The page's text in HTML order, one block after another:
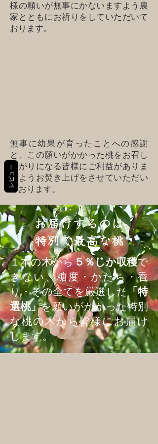
様の願いが無事にかないますよう農
家とともにお祈りをしていただいて
おります。
無事に幼果が育ったことへの感謝
と、こ の願いがかかった桃をお召し
上がりになる皆様にご利益がありま
すようお焚き上げをさせていただい
ております。
お届けするのは
特別で最高な桃
１本の木から５％しか収穫で
きない、糖度・かたち・香
り・その全てを厳選した 「特
選桃」を願いがかかった特別
な桃の木から皆様にお届け
します。
レビュー